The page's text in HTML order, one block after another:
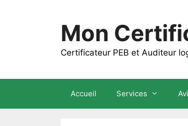
Mon
Certificateur PEB et Auditeur
Accueil Services